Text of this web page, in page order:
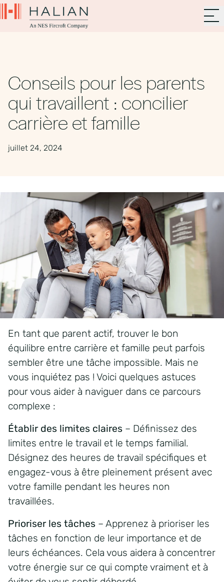
Conseils pour les parents
qui travaillent : concilier
carrière et famille
juillet 24, 2024
En tant que parent actif, trouver le bon
équilibre entre carrière et famille peut parfois
sembler être une tâche impossible. Mais ne
vous inquiétez pas ! Voici quelques astuces
pour vous aider à naviguer dans ce parcours
complexe :
Établir des limites claires – Définissez des
limites entre le travail et le temps familial.
Désignez des heures de travail spécifiques et
engagez-vous à être pleinement présent avec
votre famille pendant les heures non
travaillées.
Prioriser les tâches – Apprenez à prioriser les
tâches en fonction de leur importance et de
leurs échéances. Cela vous aidera à concentrer
votre énergie sur ce qui compte vraiment et à